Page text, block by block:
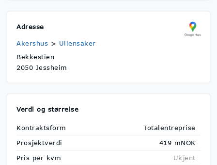
Adresse
Akershus > Ullensaker
Bekkestien
2050 Jessheim
Verdi og størrelse
Kontraktsform
Totalentreprise
Prosjektverdi
419 mNOK
Pris per kvm
Ukjent